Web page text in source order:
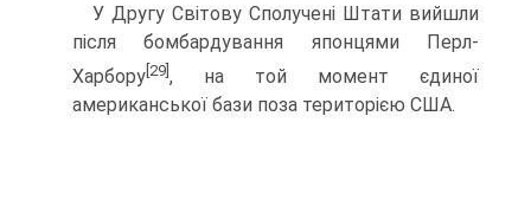
У Другу Світову Сполучені Штати вийшли
після бом­бардування японцями Перл-
Харбору [29] , на той момент єди­ної
американської бази поза територією США.